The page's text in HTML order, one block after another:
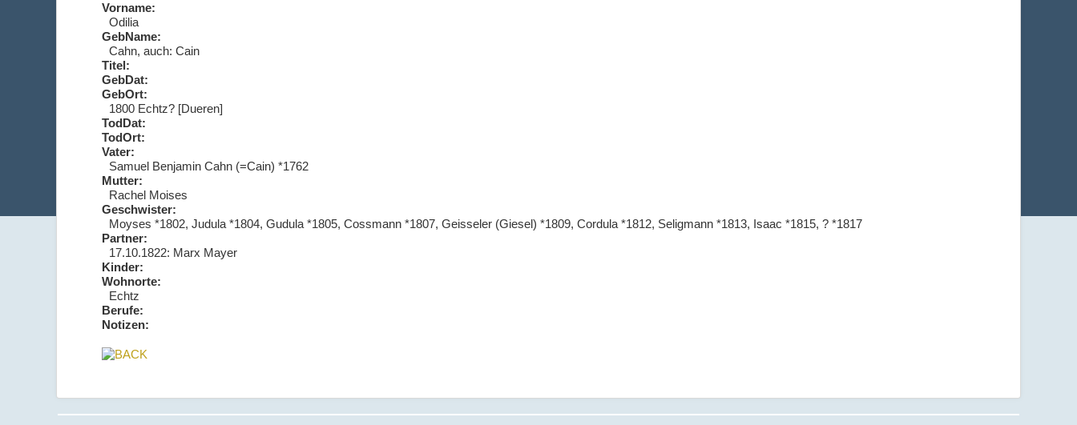
Vorname:
Odilia
GebName:
Cahn, auch: Cain
Titel:
GebDat:
GebOrt:
1800 Echtz? [Dueren]
TodDat:
TodOrt:
Vater:
Samuel Benjamin Cahn (=Cain) *1762
Mutter:
Rachel Moises
Geschwister:
Moyses *1802, Judula *1804, Gudula *1805, Cossmann *1807, Geisseler (Giesel) *1809, Cordula *1812, Seligmann *1813, Isaac *1815, ? *1817
Partner:
17.10.1822: Marx Mayer
Kinder:
Wohnorte:
Echtz
Berufe:
Notizen: